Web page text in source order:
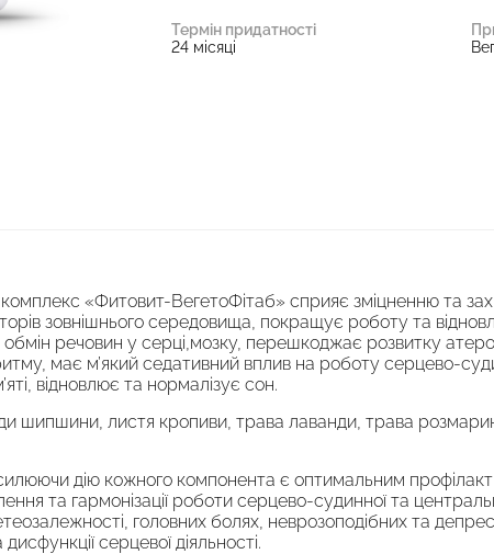
Термін придатності
24 місяці
«Фитовит-ВегетоФітаб» сприяє зміцненню та
зовнішнього середовища, покращує роботу та
речовин у серці,мозку, перешкоджає розвитку
має м’який седативний вплив на роботу серцево-
відновлює та нормалізує сон.
шипшини, листя кропиви, трава лаванди, трава
дію кожного компонента є оптимальним
та гармонізації роботи серцево-судинної та
головних болях, неврозоподібних та
серцевої діяльності.